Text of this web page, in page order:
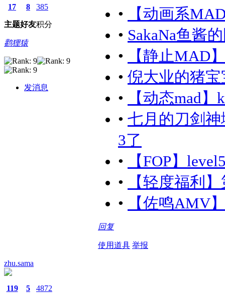
17
主题
8
好友
385
积分
鹳狸猿
发消息
•
【动画系
• SakaNa鱼酱
•
【静止MAD
• 倪大业的猪宝
•
【动态mad
• 七月的刀剑
3了
•
【FOP】
•
【轻度福利
•
【佐鸣AMV
回复
使用道具 举报
zhu.sama
119 5 4872